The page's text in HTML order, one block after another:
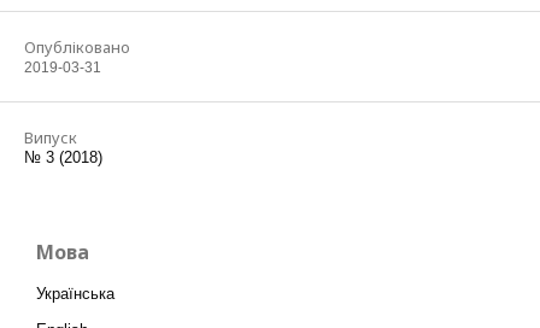
Опубліковано
2019-03-31
Випуск
№ 3 (2018)
Мова
Українська